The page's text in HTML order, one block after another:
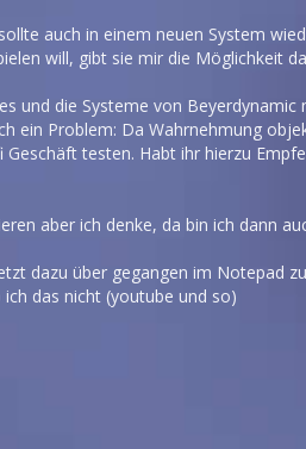
auch in einem neuen System
will, gibt sie mir die Möglichkeit
und die Systeme von
ein Problem: Da Wahrnehmung
testen. Habt ihr hierzu
aber ich denke, da bin ich dann
dazu über gegangen im Notepad
ich das nicht (youtube und so)